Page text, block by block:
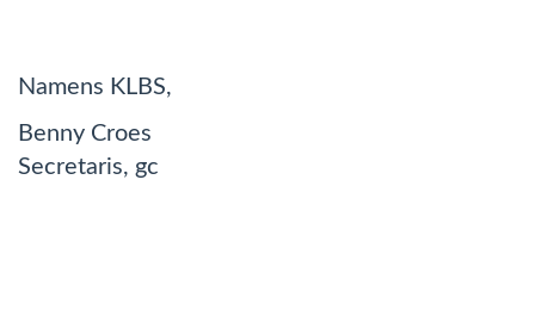
Namens KLBS,
Benny Croes
Secretaris, gc